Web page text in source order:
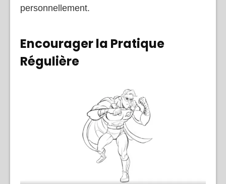
personnellement.
Encourager la Pratique
Régulière